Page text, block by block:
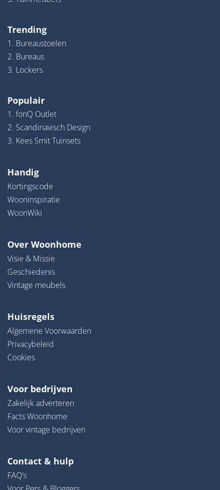
Trending
1. Bureaustoelen
2. Bureaus
3. Lockers
Populair
1. fonQ Outlet
2. Scandinavisch Design
3. Kees Smit Tuinsets
Handig
Kortingscode
Wooninspiratie
WoonWiki
Over Woonhome
Visie & Missie
Geschiedenis
Vintage meubels
Huisregels
Algemene Voorwaarden
Privacybeleid
Cookies
Voor bedrijven
Zakelijk adverteren
Facts Woonhome
Voor vintage bedrijven
Contact & hulp
FAQ’s